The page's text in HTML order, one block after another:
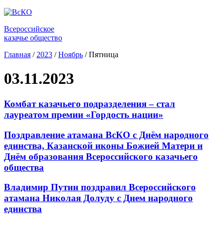
Всероссийское
казачье общество
Главная / 2023 / Ноябрь /Пятница
03.11.2023
Комбат казачьего подразделения – стал
лауреатом премии «Гордость нации»
Поздравление атамана ВсКО с Днём народного
единства, Казанской иконы Божией Матери и
Днём образования Всероссийского казачьего
общества
Владимир Путин поздравил Всероссийского
атамана Николая Долуду с Днем народного
единства